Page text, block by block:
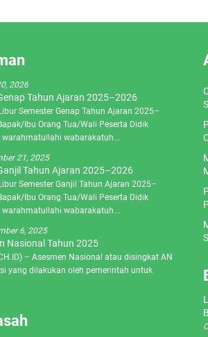
2026
Tahun Ajaran 2025–2026
Semester Genap Tahun Ajaran 2025–
Ibu Orang Tua/Wali Peserta Didik
warahmatullahi wabarakatuh...
21, 2025
Tahun Ajaran 2025–2026
Semester Ganjil Tahun Ajaran 2025–
Ibu Orang Tua/Wali Peserta Didik
warahmatullahi wabarakatuh...
6, 2025
Nasional Tahun 2025
– Asesmen Nasional atau disingkat AN
yang dilakukan oleh pemerintah untuk